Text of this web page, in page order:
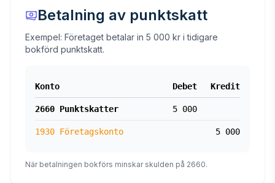
Betalning av punktskatt
Exempel: Företaget betalar in 5 000 kr i tidigare
bokförd punktskatt.
Konto Debet Kredit
2660 Punktskatter 5 000
1930 Företagskonto 5 000
När betalningen bokförs minskar skulden på 2660.